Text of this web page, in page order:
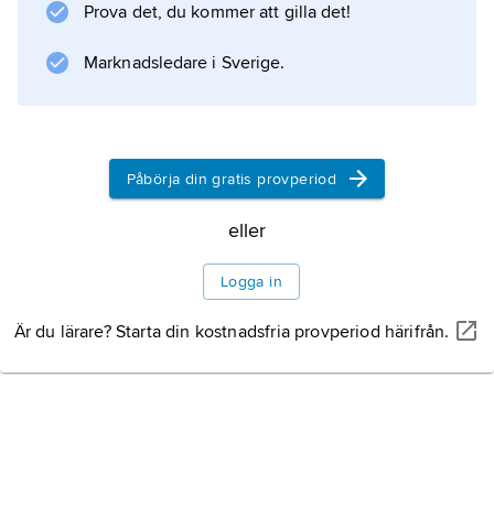
lyrik. Hans tolkningar omfattar bland annat
översatte också Petronius ”Satyricon” och
Prova det, du kommer att gilla det!
Marknadsledare i Sverige.
Påbörja din gratis provperiod
eller
Logga in
Är du lärare? Starta din kostnadsfria provperiod härifrån.